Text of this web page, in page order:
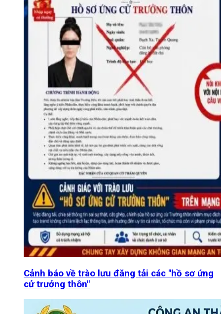
Cảnh báo về trào lưu đăng tải các "hồ sơ ứng
cử trưởng thôn"